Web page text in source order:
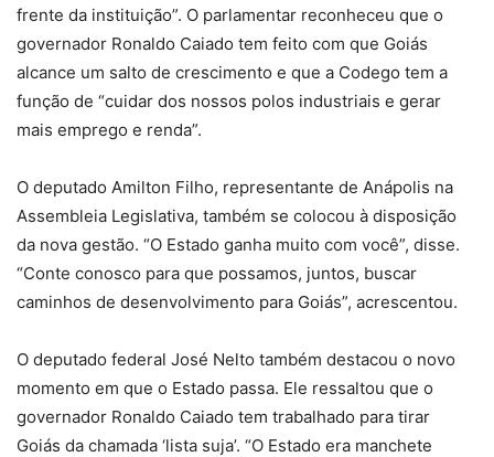
frente da instituição”. O parlamentar reconheceu que o
governador Ronaldo Caiado tem feito com que Goiás
alcance um salto de crescimento e que a Codego tem a
função de “cuidar dos nossos polos industriais e gerar
mais emprego e renda”.
O deputado Amilton Filho, representante de Anápolis na
Assembleia Legislativa, também se colocou à disposição
da nova gestão. “O Estado ganha muito com você”, disse.
“Conte conosco para que possamos, juntos, buscar
caminhos de desenvolvimento para Goiás”, acrescentou.
O deputado federal José Nelto também destacou o novo
momento em que o Estado passa. Ele ressaltou que o
governador Ronaldo Caiado tem trabalhado para tirar
Goiás da chamada ‘lista suja’. “O Estado era manchete